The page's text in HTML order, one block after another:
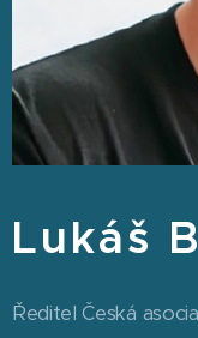
Lukáš
Ředitel Česká